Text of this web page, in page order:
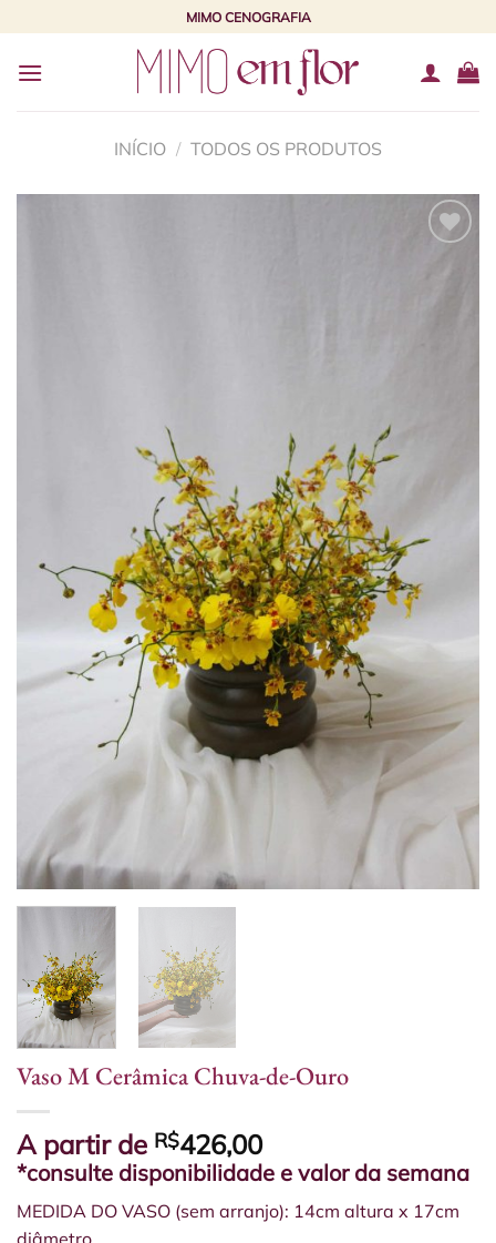
to
content
MIMO CENOGRAFIA
INÍCIO / TODOS OS PRODUTOS
Vaso M Cerâmica Chuva-de-Ouro
A partir de R$426,00
*consulte disponibilidade e valor da semana
MEDIDA DO VASO (sem arranjo): 14cm altura x 17cm
diâmetro